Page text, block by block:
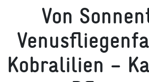
Von
Kobralilien –